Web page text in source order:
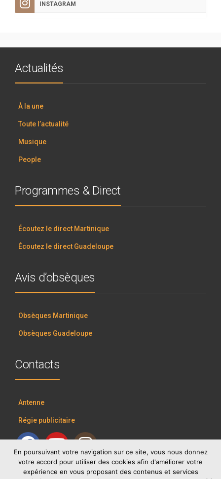
INSTAGRAM
Actualités
À la une
Toute l’actualité
Musique
People
Programmes & Direct
Écoutez le direct Martinique
Écoutez le direct Guadeloupe
Avis d’obsèques
Obsèques Martinique
Obsèques Guadeloupe
Contacts
Antenne
Régie publicitaire
En poursuivant votre navigation sur ce site, vous nous donnez
votre accord pour utiliser des cookies afin d'améliorer votre
expérience en vous proposant des contenus et services